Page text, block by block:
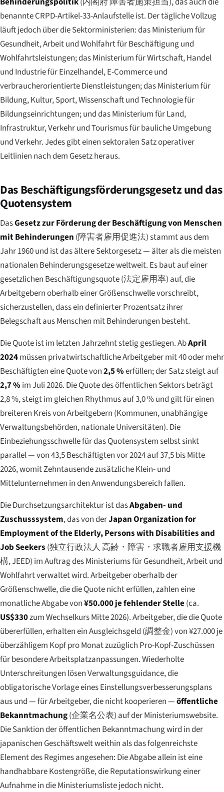
benannte CRPD-Artikel-33-Anlaufstelle ist. Der tägliche Vollzug
läuft jedoch über die Sektorministerien: das Ministerium für
Gesundheit, Arbeit und Wohlfahrt für Beschäftigung und
Wohlfahrtsleistungen; das Ministerium für Wirtschaft, Handel
und Industrie für Einzelhandel, E-Commerce und
verbraucherorientierte Dienstleistungen; das Ministerium für
Bildung, Kultur, Sport, Wissenschaft und Technologie für
Bildungseinrichtungen; und das Ministerium für Land,
Infrastruktur, Verkehr und Tourismus für bauliche Umgebung
und Verkehr. Jedes gibt einen sektoralen Satz operativer
Leitlinien nach dem Gesetz heraus.
Das Beschäftigungsförderungsgesetz und das
Quotensystem
DasGesetz zur Förderung der Beschäftigung von Menschen
mit Behinderungen (障害者雇用促進法) stammt aus dem
Jahr 1960 und ist das ältere Sektorgesetz — älter als die meisten
nationalen Behinderungsgesetze weltweit. Es baut auf einer
gesetzlichen Beschäftigungsquote (法定雇用率) auf, die
Arbeitgebern oberhalb einer Größenschwelle vorschreibt,
sicherzustellen, dass ein definierter Prozentsatz ihrer
Belegschaft aus Menschen mit Behinderungen besteht.
Die Quote ist im letzten Jahrzehnt stetig gestiegen. AbApril
2024müssen privatwirtschaftliche Arbeitgeber mit 40 oder mehr
Beschäftigten eine Quote von2,5 %erfüllen; der Satz steigt auf
2,7 %im Juli 2026. Die Quote des öffentlichen Sektors beträgt
2,8 %, steigt im gleichen Rhythmus auf 3,0 % und gilt für einen
breiteren Kreis von Arbeitgebern (Kommunen, unabhängige
Verwaltungsbehörden, nationale Universitäten). Die
Einbeziehungsschwelle für das Quotensystem selbst sinkt
parallel — von 43,5 Beschäftigten vor 2024 auf 37,5 bis Mitte
2026, womit Zehntausende zusätzliche Klein- und
Mittelunternehmen in den Anwendungsbereich fallen.
Die Durchsetzungsarchitektur ist dasAbgaben- und
Zuschusssystem, das von derJapan Organization for
Employment of the Elderly, Persons with Disabilities and
Job Seekers (独立行政法人 高齢・障害・求職者雇用支援機
構, JEED) im Auftrag des Ministeriums für Gesundheit, Arbeit und
Wohlfahrt verwaltet wird. Arbeitgeber oberhalb der
Größenschwelle, die die Quote nicht erfüllen, zahlen eine
monatliche Abgabe von¥50.000 je fehlender Stelle(ca.
US$330zum Wechselkurs Mitte 2026). Arbeitgeber, die die Quote
übererfüllen, erhalten ein Ausgleichsgeld (調整金) von ¥27.000 je
überzähligem Kopf pro Monat zuzüglich Pro-Kopf-Zuschüssen
für besondere Arbeitsplatzanpassungen. Wiederholte
Unterschreitungen lösen Verwaltungsguidance, die
obligatorische Vorlage eines Einstellungsverbesserungsplans
aus und — für Arbeitgeber, die nicht kooperieren —öffentliche
Bekanntmachung(企業名公表) auf der Ministeriumswebsite.
Die Sanktion der öffentlichen Bekanntmachung wird in der
japanischen Geschäftswelt weithin als das folgenreichste
Element des Regimes angesehen: Die Abgabe allein ist eine
handhabbare Kostengröße, die Reputationswirkung einer
Aufnahme in die Ministeriumsliste jedoch nicht.